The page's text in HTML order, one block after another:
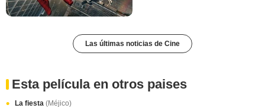
Las últimas noticias de Cine
Esta película en otros paises
La fiesta (Méjico)